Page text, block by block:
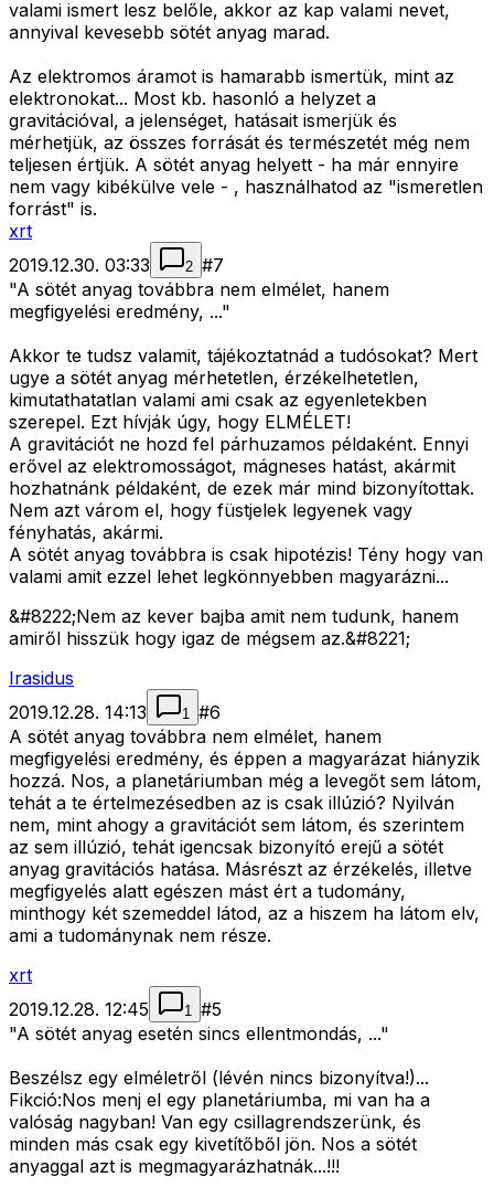
valami ismert lesz belőle, akkor az kap valami nevet,
annyival kevesebb sötét anyag marad.
Az elektromos áramot is hamarabb ismertük, mint az
elektronokat... Most kb. hasonló a helyzet a
gravitációval, a jelenséget, hatásait ismerjük és
mérhetjük, az összes forrását és természetét még nem
teljesen értjük. A sötét anyag helyett - ha már ennyire
nem vagy kibékülve vele - , használhatod az "ismeretlen
forrást" is.
xrt
2019.12.30. 03:33
2 #7
"A sötét anyag továbbra nem elmélet, hanem
megfigyelési eredmény, ..."
Akkor te tudsz valamit, tájékoztatnád a tudósokat? Mert
ugye a sötét anyag mérhetetlen, érzékelhetetlen,
kimutathatatlan valami ami csak az egyenletekben
szerepel. Ezt hívják úgy, hogy ELMÉLET!
A gravitációt ne hozd fel párhuzamos példaként. Ennyi
erővel az elektromosságot, mágneses hatást, akármit
hozhatnánk példaként, de ezek már mind bizonyítottak.
Nem azt várom el, hogy füstjelek legyenek vagy
fényhatás, akármi.
A sötét anyag továbbra is csak hipotézis! Tény hogy van
valami amit ezzel lehet legkönnyebben magyarázni...
&#8222;Nem az kever bajba amit nem tudunk, hanem
amiről hisszük hogy igaz de mégsem az.&#8221;
Irasidus
2019.12.28. 14:13
1 #6
A sötét anyag továbbra nem elmélet, hanem
megfigyelési eredmény, és éppen a magyarázat hiányzik
hozzá. Nos, a planetáriumban még a levegőt sem látom,
tehát a te értelmezésedben az is csak illúzió? Nyilván
nem, mint ahogy a gravitációt sem látom, és szerintem
az sem illúzió, tehát igencsak bizonyító erejű a sötét
anyag gravitációs hatása. Másrészt az érzékelés, illetve
megfigyelés alatt egészen mást ért a tudomány,
minthogy két szemeddel látod, az a hiszem ha látom elv,
ami a tudománynak nem része.
xrt
2019.12.28. 12:45
1 #5
"A sötét anyag esetén sincs ellentmondás, ..."
Beszélsz egy elméletről (lévén nincs bizonyítva!)...
Fikció:Nos menj el egy planetáriumba, mi van ha a
valóság nagyban! Van egy csillagrendszerünk, és
minden más csak egy kivetítőből jön. Nos a sötét
anyaggal azt is megmagyarázhatnák...!!!